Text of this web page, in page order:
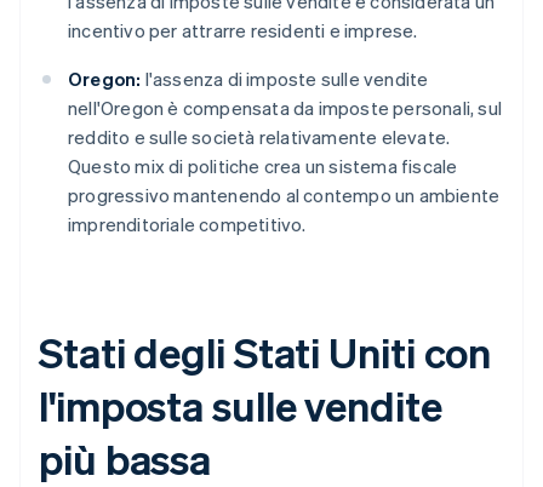
incentivo per attrarre residenti e imprese.
Oregon: l'assenza di imposte sulle vendite
nell'Oregon è compensata da imposte personali, sul
reddito e sulle società relativamente elevate.
Questo mix di politiche crea un sistema fiscale
progressivo mantenendo al contempo un ambiente
imprenditoriale competitivo.
Stati degli Stati Uniti con
l'imposta sulle vendite
più bassa